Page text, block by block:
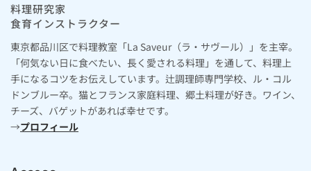
料理研究家
食育インストラクター
東京都品川区で料理教室「La Saveur（ラ・サヴール）」を主宰。
「何気ない日に食べたい、長く愛される料理」を通して、料理上
手になるコツをお伝えしています。辻調理師専門学校、ル・コル
ドンブルー卒。猫とフランス家庭料理、郷土料理が好き。ワイン、
チーズ、バゲットがあれば幸せです。
→プロフィール